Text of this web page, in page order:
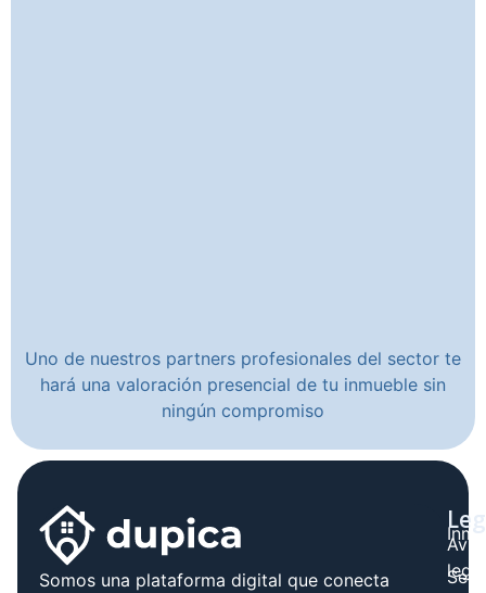
Uno de nuestros partners profesionales del sector te
hará una valoración presencial de tu inmueble sin
ningún compromiso
Somos una plataforma digital que conecta
legal